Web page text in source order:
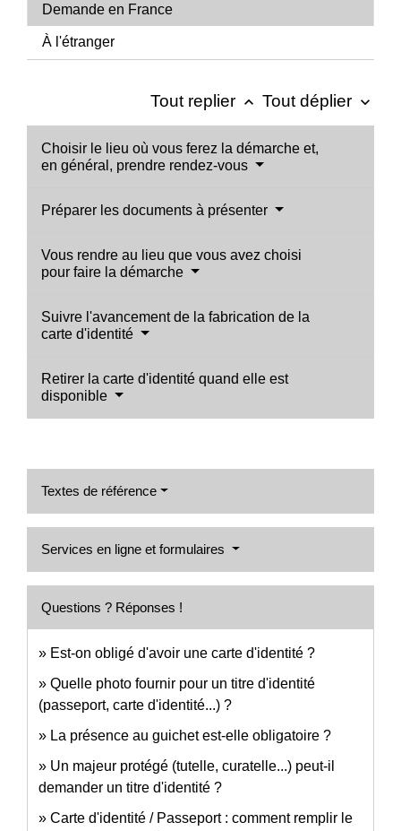
Demande en France
À l'étranger
Tout replier keyboard_arrow_up Tout déplier keyboard_arrow_down
Choisir le lieu où vous ferez la démarche et,
en général, prendre rendez-vous
Préparer les documents à présenter
Vous rendre au lieu que vous avez choisi
pour faire la démarche
Suivre l'avancement de la fabrication de la
carte d'identité
Retirer la carte d'identité quand elle est
disponible
Textes de référence
Services en ligne et formulaires
Questions ? Réponses !
Est-on obligé d'avoir une carte d'identité ?
Quelle photo fournir pour un titre d'identité
(passeport, carte d'identité...) ?
La présence au guichet est-elle obligatoire ?
Un majeur protégé (tutelle, curatelle...) peut-il
demander un titre d'identité ?
Carte d'identité / Passeport : comment remplir le